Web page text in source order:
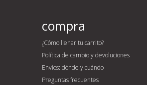
compra
¿Cómo llenar tu carrito?
Política de cambio y devoluciones
Envíos: dónde y cuándo
Preguntas frecuentes